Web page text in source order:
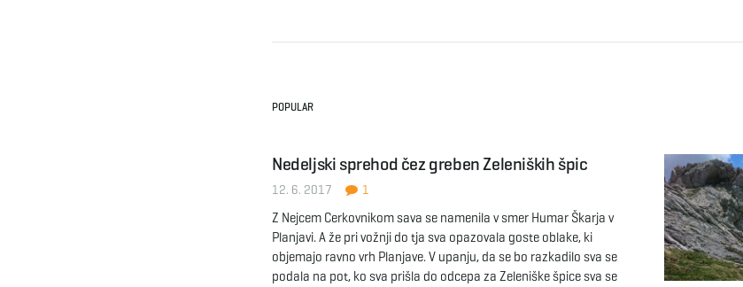
POPULAR
Nedeljski sprehod čez greben Zeleniških špic
12. 6. 2017 1
Z Nejcem Cerkovnikom sava se namenila v smer Humar Škarja v
Planjavi. A že pri vožnji do tja sva opazovala goste oblake, ki
objemajo ravno vrh Planjave. V upanju, da se bo razkadilo sva se
podala na pot, ko sva prišla do odcepa za Zeleniške špice sva se